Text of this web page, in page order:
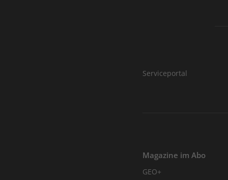
Serviceportal
Magazine im Abo
GEO+